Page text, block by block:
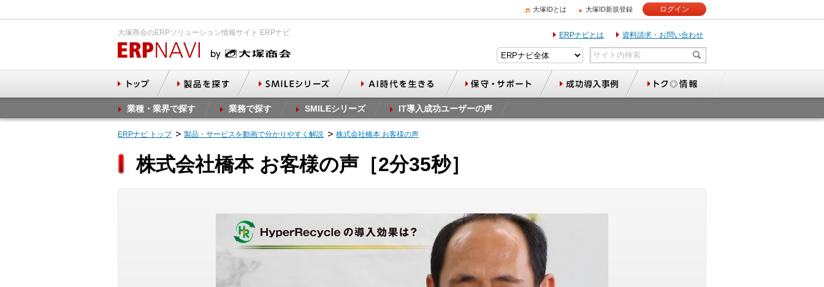
大塚IDとは 大塚ID新規登録 ログイン
大塚商会のERPソリューション情報サイト ERPナビ ERPナビとは 資料請求・お問い合わせ
業種・業界で探す 業務で探す SMILEシリーズ IT導入成功ユーザーの声
ERPナビ トップ 製品・サービスを動画で分かりやすく解説 株式会社橋本 お客様の声
株式会社橋本 お客様の声［2分35秒］